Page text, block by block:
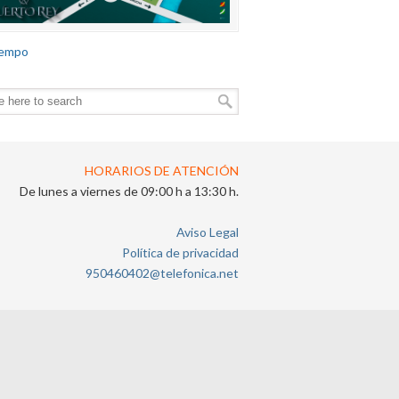
HORARIOS DE ATENCIÓN
De lunes a viernes de 09:00 h a 13:30 h.
Aviso Legal
Política de privacidad
950460402@telefonica.net